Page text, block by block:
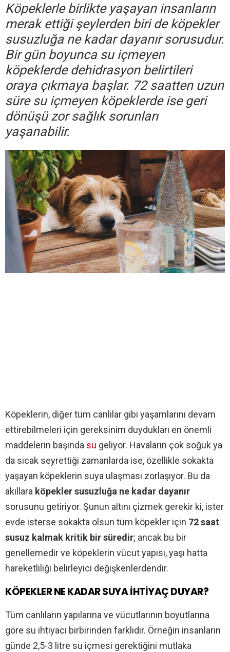
Köpeklerle birlikte yaşayan insanların
merak ettiği şeylerden biri de köpekler
susuzluğa ne kadar dayanır sorusudur.
Bir gün boyunca su içmeyen
köpeklerde dehidrasyon belirtileri
oraya çıkmaya başlar. 72 saatten uzun
süre su içmeyen köpeklerde ise geri
dönüşü zor sağlık sorunları
yaşanabilir.
Köpeklerin, diğer tüm canlılar gibi yaşamlarını devam
ettirebilmeleri için gereksinim duydukları en önemli
maddelerin başında su geliyor. Havaların çok soğuk ya
da sıcak seyrettiği zamanlarda ise, özellikle sokakta
yaşayan köpeklerin suya ulaşması zorlaşıyor. Bu da
akıllara köpekler susuzluğa ne kadar dayanır
sorusunu getiriyor. Şunun altını çizmek gerekir ki, ister
evde isterse sokakta olsun tüm köpekler için 72 saat
susuz kalmak kritik bir süredir; ancak bu bir
genellemedir ve köpeklerin vücut yapısı, yaşı hatta
hareketliliği belirleyici değişkenlerdendir.
KÖPEKLER NE KADAR SUYA İHTİYAÇ DUYAR?
Tüm canlıların yapılarına ve vücutlarının boyutlarına
göre su ihtiyacı birbirinden farklıdır. Örneğin insanların
günde 2,5-3 litre su içmesi gerektiğini mutlaka